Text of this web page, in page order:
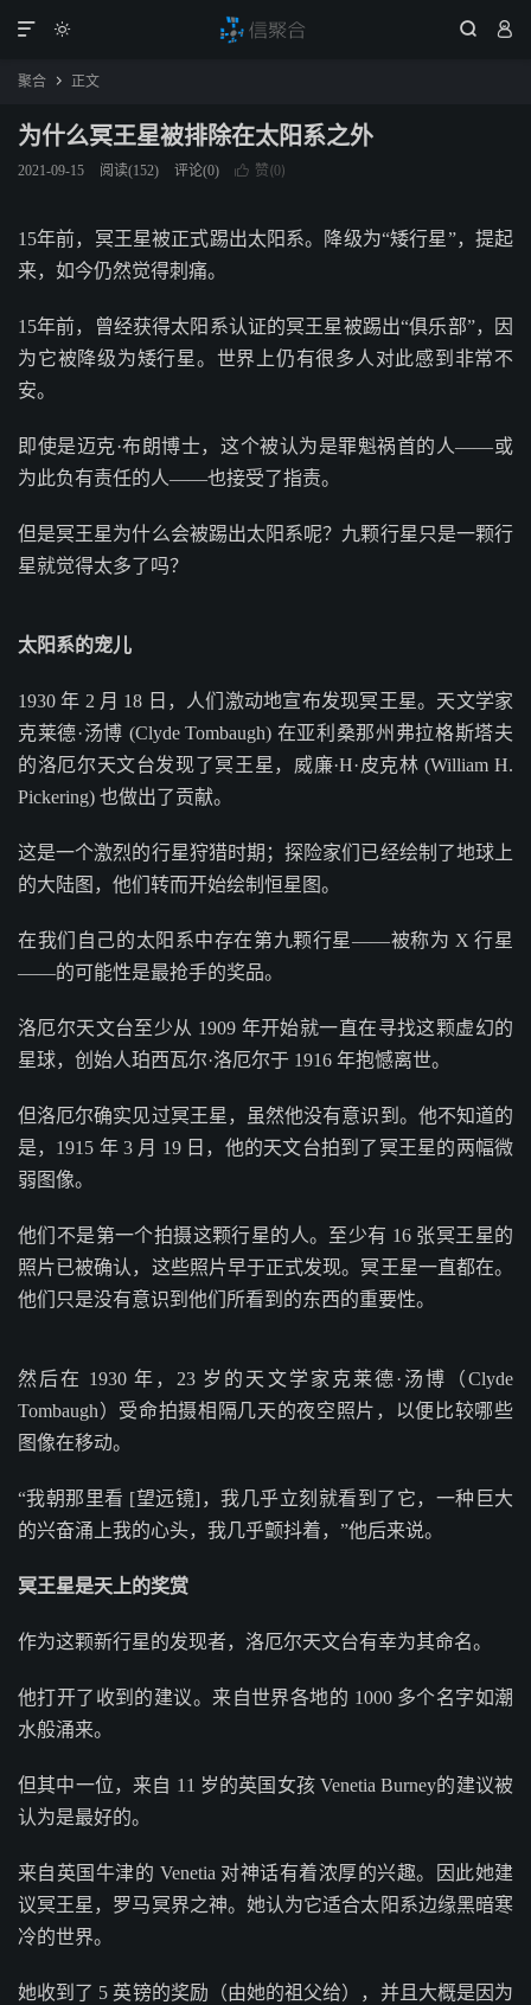
  

聚合  正文
为什么冥王星被排除在太阳系之外
2021-09-15 阅读(152) 评论(0)  赞(0)
15年前，冥王星被正式踢出太阳系。降级为“矮行星”，提起
来，如今仍然觉得刺痛。
15年前，曾经获得太阳系认证的冥王星被踢出“俱乐部”，因
为它被降级为矮行星。世界上仍有很多人对此感到非常不
安。
即使是迈克·布朗博士，这个被认为是罪魁祸首的人——或
为此负有责任的人——也接受了指责。
但是冥王星为什么会被踢出太阳系呢？九颗行星只是一颗行
星就觉得太多了吗？
太阳系的宠儿
1930 年 2 月 18 日，人们激动地宣布发现冥王星。天文学家
克莱德·汤博 (Clyde Tombaugh) 在亚利桑那州弗拉格斯塔夫
的洛厄尔天文台发现了冥王星，威廉·H·皮克林 (William H.
Pickering) 也做出了贡献。
这是一个激烈的行星狩猎时期；探险家们已经绘制了地球上
的大陆图，他们转而开始绘制恒星图。
在我们自己的太阳系中存在第九颗行星——被称为 X 行星
——的可能性是最抢手的奖品。
洛厄尔天文台至少从 1909 年开始就一直在寻找这颗虚幻的
星球，创始人珀西瓦尔·洛厄尔于 1916 年抱憾离世。
但洛厄尔确实见过冥王星，虽然他没有意识到。他不知道的
是，1915 年 3 月 19 日，他的天文台拍到了冥王星的两幅微
弱图像。
他们不是第一个拍摄这颗行星的人。至少有 16 张冥王星的
照片已被确认，这些照片早于正式发现。冥王星一直都在。
他们只是没有意识到他们所看到的东西的重要性。
然后在 1930 年，23 岁的天文学家克莱德·汤博（Clyde
Tombaugh）受命拍摄相隔几天的夜空照片，以便比较哪些
图像在移动。
“我朝那里看 [望远镜]，我几乎立刻就看到了它，一种巨大
的兴奋涌上我的心头，我几乎颤抖着，”他后来说。
冥王星是天上的奖赏
作为这颗新行星的发现者，洛厄尔天文台有幸为其命名。
他打开了收到的建议。来自世界各地的 1000 多个名字如潮
水般涌来。
但其中一位，来自 11 岁的英国女孩 Venetia Burney的建议被
认为是最好的。
来自英国牛津的 Venetia 对神话有着浓厚的兴趣。因此她建
议冥王星，罗马冥界之神。她认为它适合太阳系边缘黑暗寒
冷的世界。
她收到了 5 英镑的奖励（由她的祖父给），并且大概是因为